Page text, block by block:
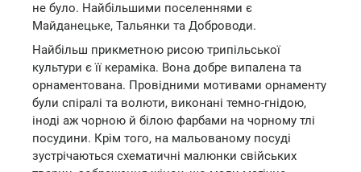
не було. Найбільшими поселеннями є
Майданецьке, Тальянки та Доброводи.
Найбільш прикметною рисою трипільської
культури є її кераміка. Вона добре випалена та
орнаментована. Провідними мотивами орнаменту
були спіралі та волюти, виконані темно-гнідою,
іноді аж чорною й білою фарбами на чорному тлі
посудини. Крім того, на мальованому посуді
зустрічаються схематичні малюнки свійських